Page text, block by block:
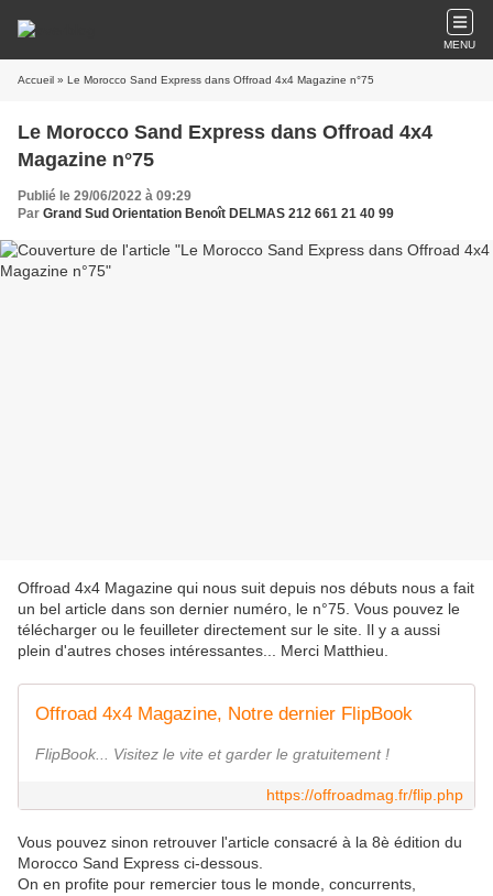
MENU
Accueil » Le Morocco Sand Express dans Offroad 4x4 Magazine n°75
Le Morocco Sand Express dans Offroad 4x4
Magazine n°75
Publié le 29/06/2022 à 09:29
Par Grand Sud Orientation Benoît DELMAS 212 661 21 40 99
Offroad 4x4 Magazine qui nous suit depuis nos débuts nous a fait
un bel article dans son dernier numéro, le n°75. Vous pouvez le
télécharger ou le feuilleter directement sur le site. Il y a aussi
plein d'autres choses intéressantes... Merci Matthieu.
Offroad 4x4 Magazine, Notre dernier FlipBook
FlipBook... Visitez le vite et garder le gratuitement !
https://offroadmag.fr/flip.php
Vous pouvez sinon retrouver l'article consacré à la 8è édition du
Morocco Sand Express ci-dessous.
On en profite pour remercier tous le monde, concurrents,